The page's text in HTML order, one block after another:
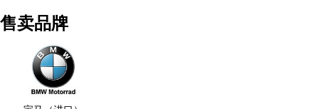
售卖品牌